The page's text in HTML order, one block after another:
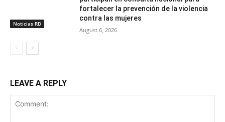
Noticias RD
fortalecer la prevención de la violencia
contra las mujeres
August 6, 2026
LEAVE A REPLY